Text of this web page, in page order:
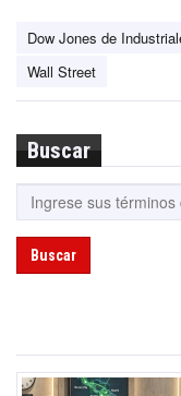
Dow Jones de
Wall Street
Buscar
Buscar